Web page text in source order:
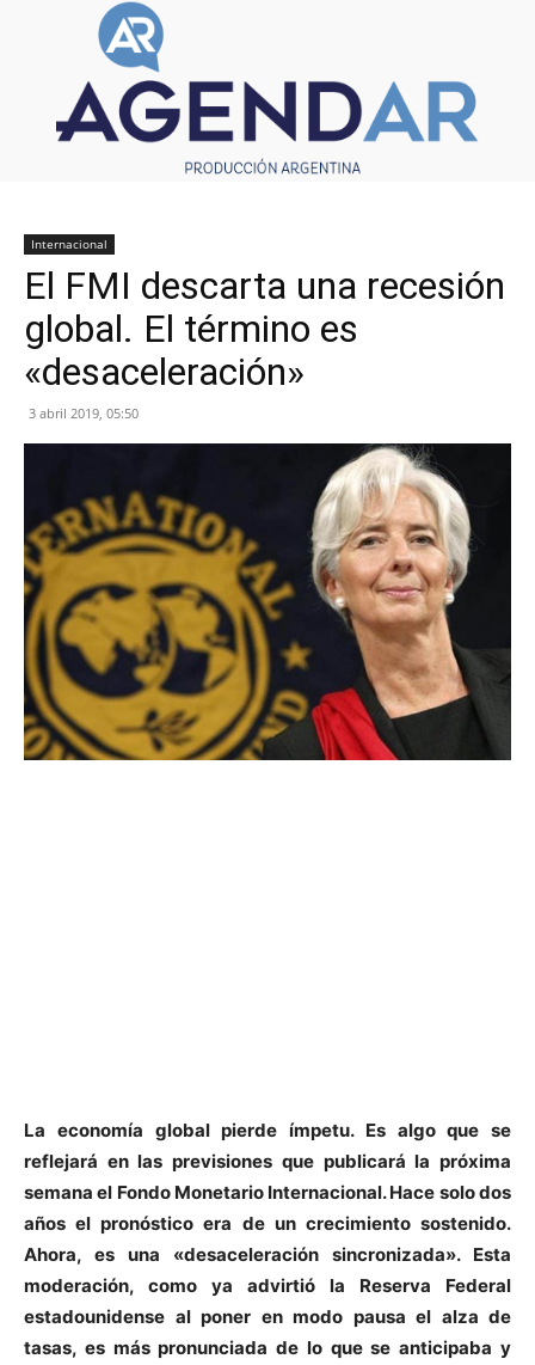
Internacional
El FMI descarta una recesión
global. El término es
«desaceleración»
3 abril 2019, 05:50
La economía global pierde ímpetu. Es algo que se
reflejará en las previsiones que publicará la próxima
semana el Fondo Monetario Internacional. Hace solo dos
años el pronóstico era de un crecimiento sostenido.
Ahora, es una «desaceleración sincronizada». Esta
moderación, como ya advirtió la Reserva Federal
estadounidense al poner en modo pausa el alza de
tasas, es más pronunciada de lo que se anticipaba y